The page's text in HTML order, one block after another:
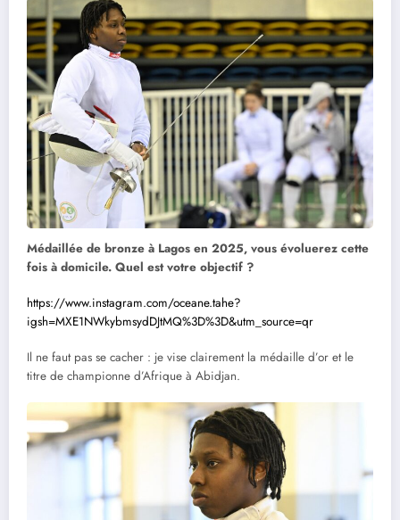
Médaillée de bronze à Lagos en 2025, vous évoluerez cette
fois à domicile. Quel est votre objectif ?
https://www.instagram.com/oceane.tahe?
igsh=MXE1NWkybmsydDJtMQ%3D%3D&utm_source=qr
Il ne faut pas se cacher : je vise clairement la médaille d’or et le
titre de championne d’Afrique à Abidjan.